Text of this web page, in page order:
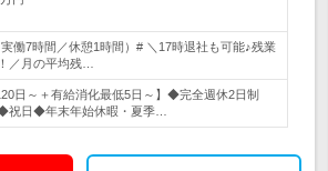
働7時間／休憩1時間）# ＼17時退社も可能♪残業
／月の平均残…
日～＋有給消化最低5日～】◆完全週休2日制
◆祝日◆年末年始休暇・夏季…